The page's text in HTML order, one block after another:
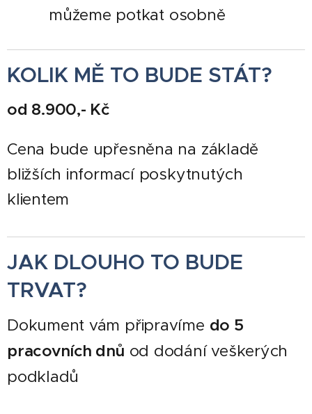
můžeme potkat osobně
KOLIK MĚ TO BUDE STÁT?
od 8.900,- Kč
Cena bude upřesněna na základě
bližších informací poskytnutých
klientem
JAK DLOUHO TO BUDE
TRVAT?
Dokument vám připravíme do 5
pracovních dnů od dodání veškerých
podkladů